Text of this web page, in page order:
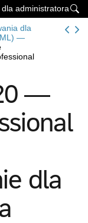

administratora
dla
—
—
dla